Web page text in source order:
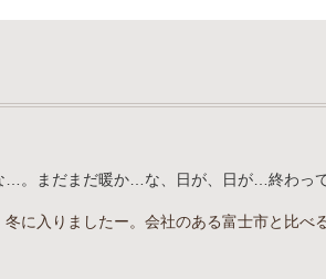
…。まだまだ暖か…な、日が、日が…終わっ
に入りましたー。会社のある富士市と比べ